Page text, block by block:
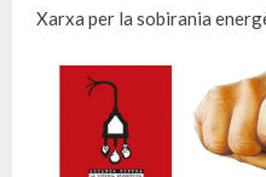
Xarxa per la sobirania